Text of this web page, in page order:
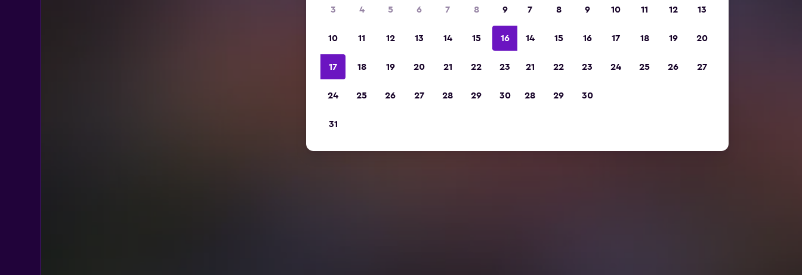
3 4 5 6 7 8 9
10 11 12 13 14 15 16
17 18 19 20 21 22 23
24 25 26 27 28 29 30
31
7 8 9 10 11 12 13
14 15 16 17 18 19 20
21 22 23 24 25 26 27
28 29 30